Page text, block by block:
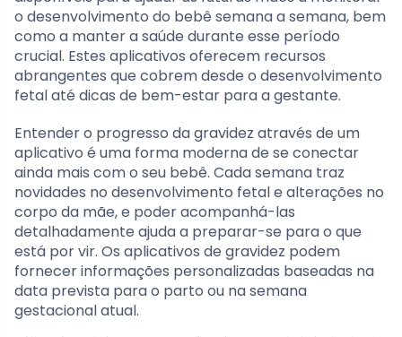
o desenvolvimento do bebê semana a semana, bem
como a manter a saúde durante esse período
crucial. Estes aplicativos oferecem recursos
abrangentes que cobrem desde o desenvolvimento
fetal até dicas de bem-estar para a gestante.
Entender o progresso da gravidez através de um
aplicativo é uma forma moderna de se conectar
ainda mais com o seu bebê. Cada semana traz
novidades no desenvolvimento fetal e alterações no
corpo da mãe, e poder acompanhá-las
detalhadamente ajuda a preparar-se para o que
está por vir. Os aplicativos de gravidez podem
fornecer informações personalizadas baseadas na
data prevista para o parto ou na semana
gestacional atual.